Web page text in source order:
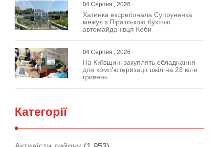
04 Серпня , 2026
Хатинка ексрегіонала Супруненка
межує з Піратською бухтою
автомайданівця Коби
04 Серпня , 2026
На Київщині закуплять обладнання
для комп’ютеризації шкіл на 23 млн
гривень
Категорії